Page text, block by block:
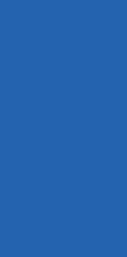
erhalten und
mit
anderen
der
ist für den
ÖPNV sowie die
Ulm wird